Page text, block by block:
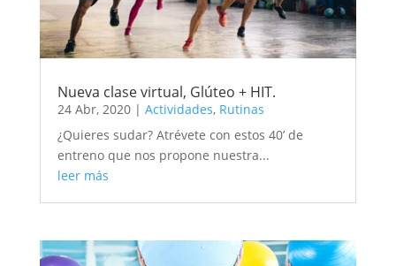
Nueva clase virtual, Glúteo + HIT.
24 Abr, 2020| Actividades, Rutinas
¿Quieres sudar? Atrévete con estos 40’ de
entreno que nos propone nuestra...
leer más